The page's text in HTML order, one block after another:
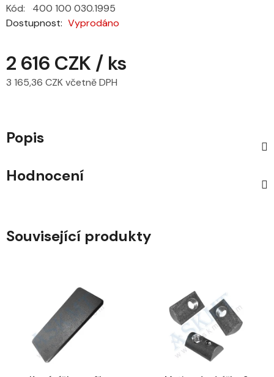
Dostupnost Vyprodáno
Kód: 400 100 030.1995
2 616 CZK / ks
3 165,36 CZK včetně DPH
Popis
Hodnocení
Související produkty